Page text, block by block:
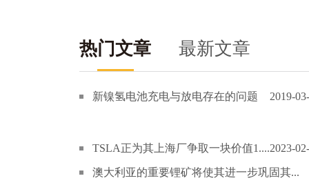
热门文章 最新文章
新镍氢电池充电与放电存在的问题 2019-
TSLA正为其上海厂争取一块价值1....2023-
澳大利亚的重要锂矿将使其进一步巩固其...